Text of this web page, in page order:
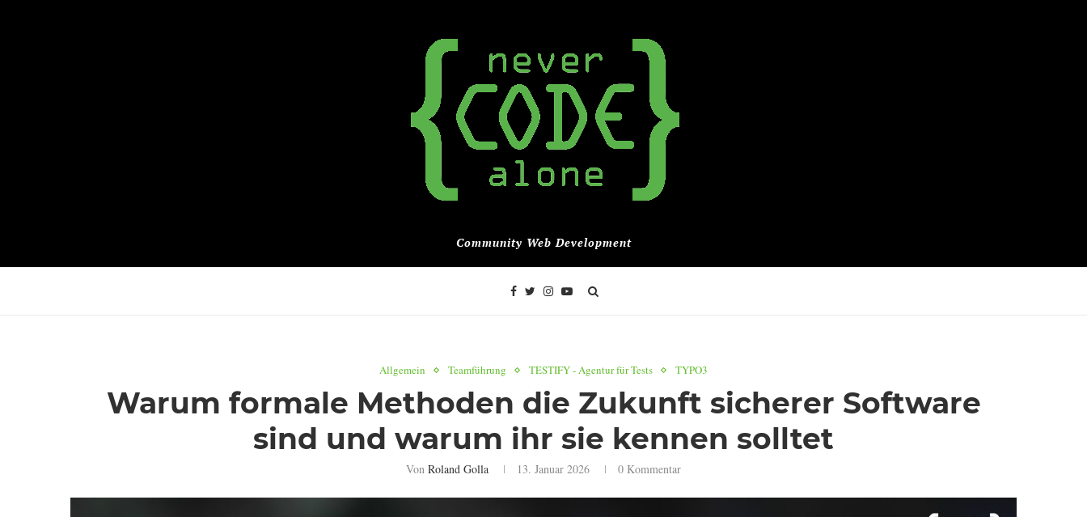
Community Web Development
Allgemein Teamführung TESTIFY - Agentur für Tests TYPO3
Warum formale Methoden die Zukunft sicherer Software
sind und warum ihr sie kennen solltet
Von Roland Golla 13. Januar 2026 0 Kommentar